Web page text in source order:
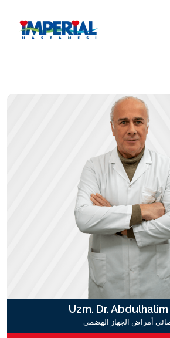
Uzm. Dr. Abdulhalim
أمراض الجهاز الهضمي